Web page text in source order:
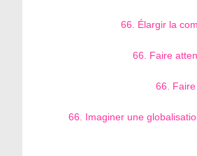
66. Élargir la
66. Faire
66.
66. Imaginer une